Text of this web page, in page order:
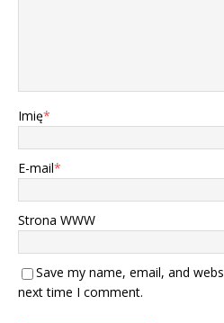
Imię*
E-mail*
Strona WWW
Save my name, email, and
next time I comment.